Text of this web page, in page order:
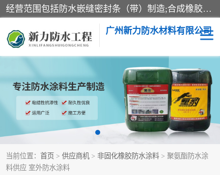
经营范围包括防水嵌缝密封条（带）制造;合成橡胶制造（监控化学品、危险化学品除外）;沥青混合物制造;防水胶粘带制造;其他合成材料制造（监控化学品、危险化学品除外）;涂料制造（监控化学品、危险化学品除外）;建筑结构防水补漏;防水建筑材料制造;粘合剂制造（监控化学品、危险化学品除外）;涂料零售;广州新力防水材料有限公司具有1处分支机构。
广州新力防水材料有限公司
当前位置： 首页 > 供应商机 > 非固化橡胶防水涂料 > 聚氨酯防水涂
料供应 室外防水涂料
黑豹防水胶 建筑108胶水
乳化沥青防水涂料 自粘卷材
非固化橡胶防水涂料